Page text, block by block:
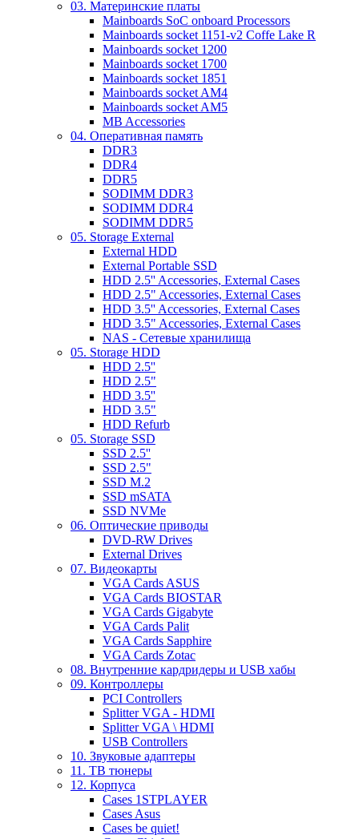
03. Материнские платы
Mainboards SoC onboard Processors
Mainboards socket 1151-v2 Coffe Lake R
Mainboards socket 1200
Mainboards socket 1700
Mainboards socket 1851
Mainboards socket AM4
Mainboards socket AM5
MB Accessories
04. Оперативная память
DDR3
DDR4
DDR5
SODIMM DDR3
SODIMM DDR4
SODIMM DDR5
05. Storage External
External HDD
External Portable SSD
HDD 2.5'' Accessories, External Cases
HDD 2.5" Accessories, External Cases
HDD 3.5'' Accessories, External Cases
HDD 3.5" Accessories, External Cases
NAS - Сетевые хранилища
05. Storage HDD
HDD 2.5''
HDD 2.5"
HDD 3.5''
HDD 3.5"
HDD Refurb
05. Storage SSD
SSD 2.5''
SSD 2.5"
SSD M.2
SSD mSATA
SSD NVMe
06. Оптические приводы
DVD-RW Drives
External Drives
07. Видеокарты
VGA Cards ASUS
VGA Cards BIOSTAR
VGA Cards Gigabyte
VGA Cards Palit
VGA Cards Sapphire
VGA Cards Zotac
08. Внутренние кардридеры и USB хабы
09. Контроллеры
PCI Controllers
Splitter VGA - HDMI
Splitter VGA \ HDMI
USB Controllers
10. Звуковые адаптеры
11. ТВ тюнеры
12. Корпуса
Cases 1STPLAYER
Cases Asus
Cases be quiet!